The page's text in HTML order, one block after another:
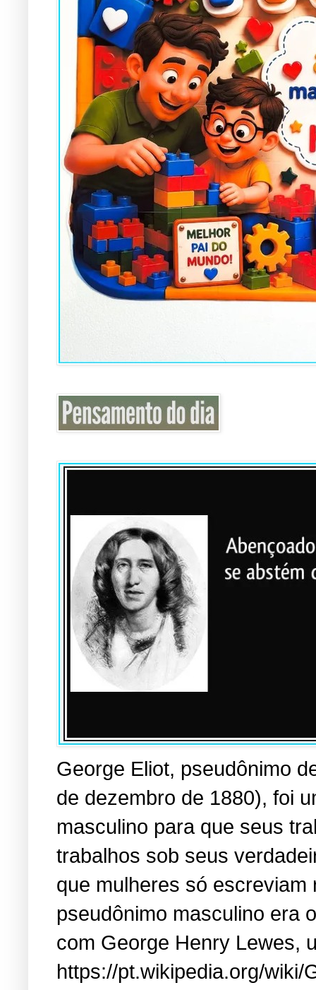
George Eliot, pseudônimo
de dezembro de 1880), foi
masculino para que seus
trabalhos sob seus
que mulheres só
pseudônimo masculino era
com George Henry Lewes,
https://pt.wikipedia.org/wiki/